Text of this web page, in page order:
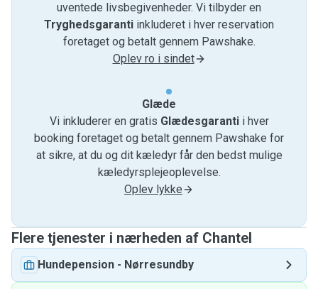
uventede livsbegivenheder. Vi tilbyder en
Tryghedsgaranti inkluderet i hver reservation
foretaget og betalt gennem Pawshake.
Oplev ro i sindet
Glæde
Vi inkluderer en gratis Glædesgarantii hver
booking foretaget og betalt gennem Pawshake for
at sikre, at du og dit kæledyr får den bedst mulige
kæledyrsplejeoplevelse.
Oplev lykke
Flere tjenester i nærheden af ​​Chantel
Hundepension - Nørresundby